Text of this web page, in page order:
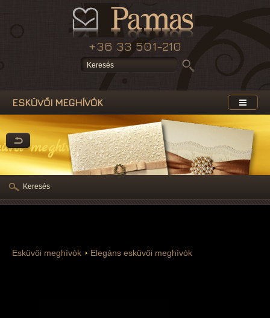
meghívók
+36 33 501-210
ESKÜVŐI MEGHÍVÓK
Esküvői meghívók Elegáns esküvői meghívók
Keresés